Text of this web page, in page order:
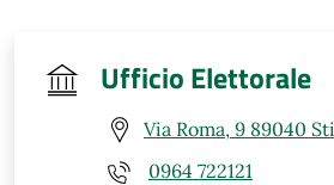
Ufficio Elettorale
Via Roma, 9 89040
0964 722121